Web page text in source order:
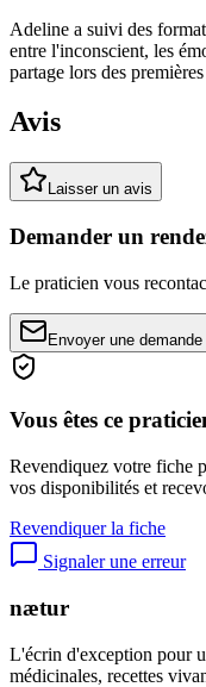
Adeline a suivi des
entre l'inconscient, les
partage lors des
Avis
Laisser un avis
Demander un
Le praticien vous
Envoyer une demande
Vous êtes ce
Revendiquez votre fiche
vos disponibilités et
Revendiquer la fiche
Signaler une erreur
nætur
L'écrin d'exception pour
médicinales, recettes